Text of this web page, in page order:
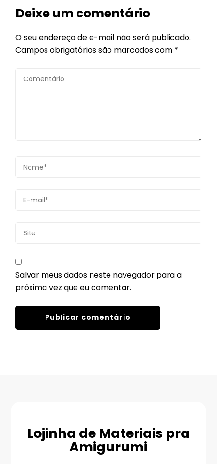
Deixe um comentário
O seu endereço de e-mail não será publicado.
Campos obrigatórios são marcados com *
Salvar meus dados neste navegador para a
próxima vez que eu comentar.
Lojinha de Materiais pra
Amigurumi